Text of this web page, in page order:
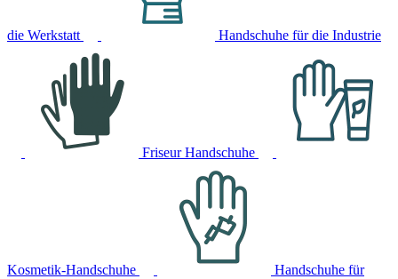
die Werkstatt Handschuhe für die Industrie
Friseur Handschuhe
Kosmetik-Handschuhe Handschuhe für